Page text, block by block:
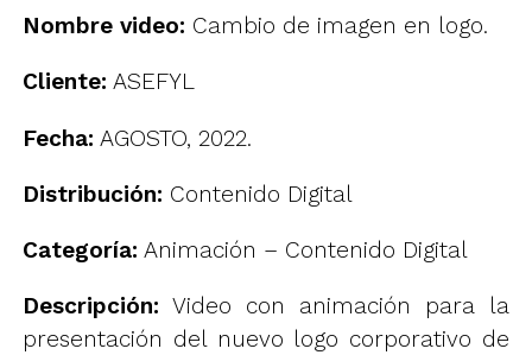
Nombre video: Cambio de imagen en logo.
Cliente: ASEFYL
Fecha: AGOSTO, 2022.
Distribución: Contenido Digital
Categoría: Animación – Contenido Digital
Descripción: Video con animación para la
presentación del nuevo logo corporativo de